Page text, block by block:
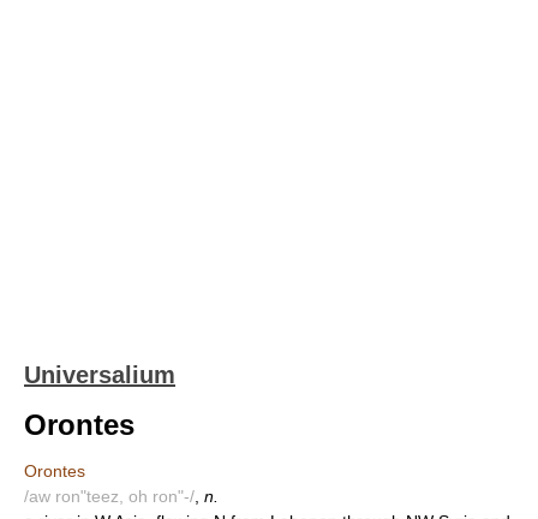
Universalium
Orontes
Orontes
/aw ron"teez, oh ron"-/ n.